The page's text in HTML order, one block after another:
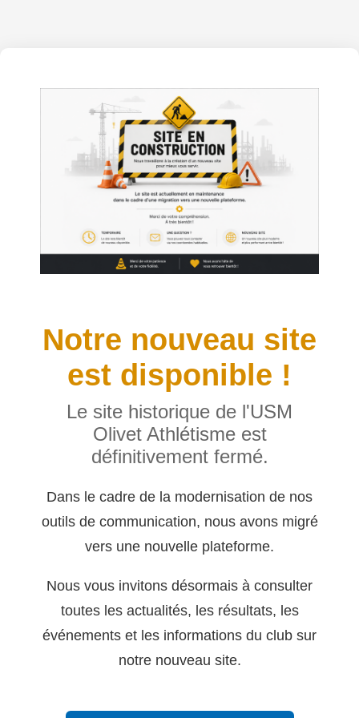
Notre nouveau site
est disponible !
Le site historique de l'USM
Olivet Athlétisme est
définitivement fermé.
Dans le cadre de la modernisation de nos
outils de communication, nous avons migré
vers une nouvelle plateforme.
Nous vous invitons désormais à consulter
toutes les actualités, les résultats, les
événements et les informations du club sur
notre nouveau site.